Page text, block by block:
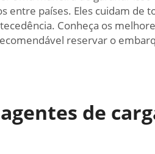
entre países. Eles cuidam de
Conheça os
reservar o
de